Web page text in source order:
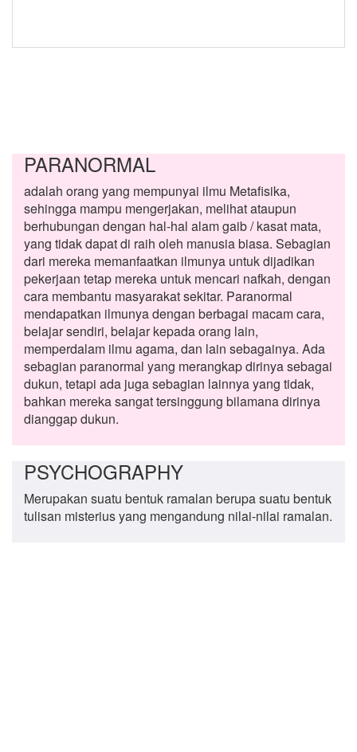
PARANORMAL
adalah orang yang mempunyai ilmu Metafisika,
sehingga mampu mengerjakan, melihat ataupun
berhubungan dengan hal-hal alam gaib / kasat mata,
yang tidak dapat di raih oleh manusia biasa. Sebagian
dari mereka memanfaatkan ilmunya untuk dijadikan
pekerjaan tetap mereka untuk mencari nafkah, dengan
cara membantu masyarakat sekitar. Paranormal
mendapatkan ilmunya dengan berbagai macam cara,
belajar sendiri, belajar kepada orang lain,
memperdalam ilmu agama, dan lain sebagainya. Ada
sebagian paranormal yang merangkap dirinya sebagai
dukun, tetapi ada juga sebagian lainnya yang tidak,
bahkan mereka sangat tersinggung bilamana dirinya
dianggap dukun.
PSYCHOGRAPHY
Merupakan suatu bentuk ramalan berupa suatu bentuk
tulisan misterius yang mengandung nilai-nilai ramalan.